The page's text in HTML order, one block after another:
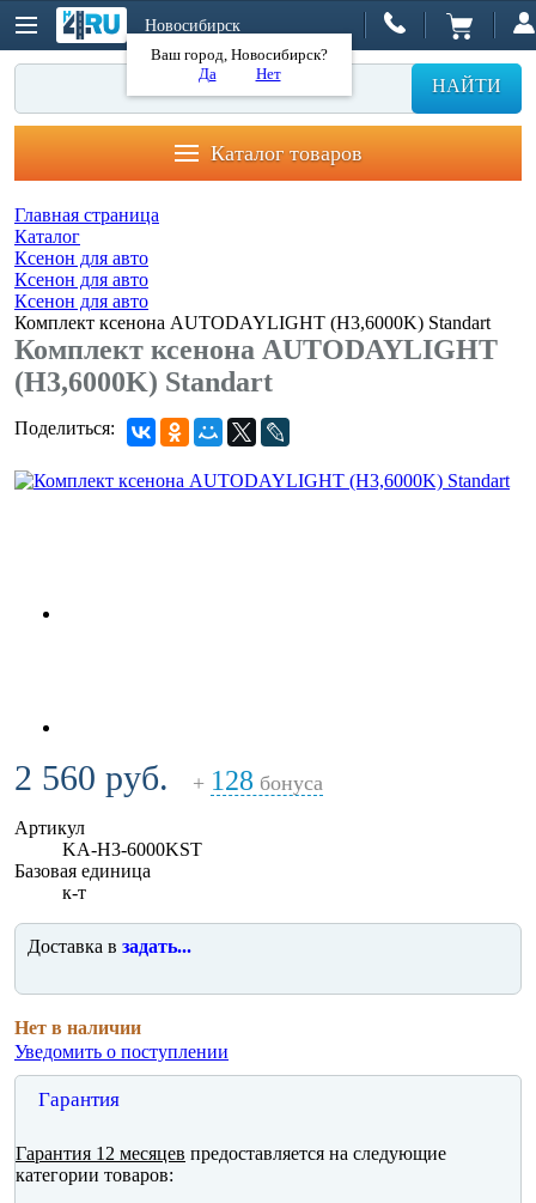
Новосибирск
Ваш город, Новосибирск?
Да
Нет
НАЙТИ
Каталог товаров
Главная страница
Каталог
Ксенон для авто
Ксенон для авто
Ксенон для авто
Комплект ксенона AUTODAYLIGHT (H3,6000K) Standart
Комплект ксенона AUTODAYLIGHT
(H3,6000K) Standart
Поделиться:
2 560 руб. + 128 бонуса
Артикул
KA-H3-6000KST
Базовая единица
к-т
Доставка в задать...
Нет в наличии
Уведомить о поступлении
Гарантия
Гарантия 12 месяцев предоставляется на следующие
категории товаров: